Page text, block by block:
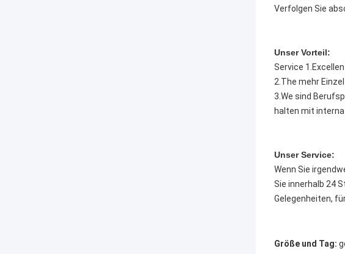
Verfolgen Sie
Unser Vorteil:
Service
2.The mehr
3.We sind
halten mit
Unser Service:
Wenn Sie
Sie innerhalb 24
Gelegenheiten,
Größe und Tag: